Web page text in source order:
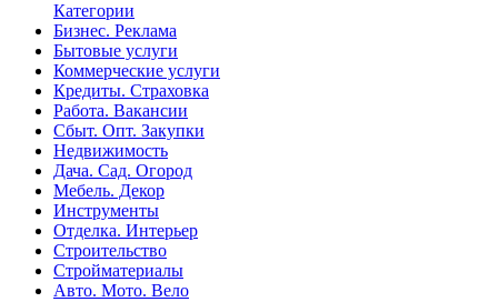
Категории
Бизнес. Реклама
Бытовые услуги
Коммерческие услуги
Кредиты. Страховка
Работа. Вакансии
Сбыт. Опт. Закупки
Недвижимость
Дача. Сад. Огород
Мебель. Декор
Инструменты
Отделка. Интерьер
Строительство
Стройматериалы
Авто. Мото. Вело